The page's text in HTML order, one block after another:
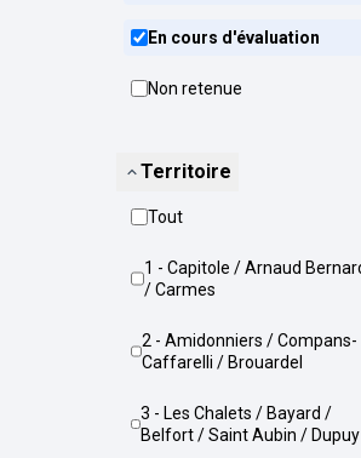
En cours d'évaluation
Non retenue
Territoire
Tout
1 - Capitole / Arnaud Bernard
/ Carmes
2 - Amidonniers / Compans-
Caffarelli / Brouardel
3 - Les Chalets / Bayard /
Belfort / Saint Aubin / Dupuy